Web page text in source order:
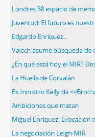
Londres 38 espacio de
Juventud: El futuro es
Edgardo Enríquez...
Valech asume búsqueda
La Huella de Corvalán
Ex ministro Kelly da
Ambiciones que matan
La negociación Leigh-MIR